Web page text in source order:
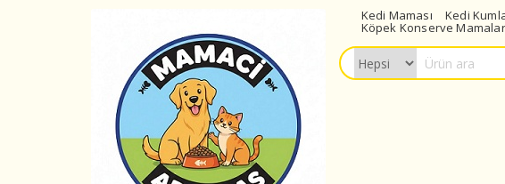
Kedi Maması Kedi
Köpek Konserve